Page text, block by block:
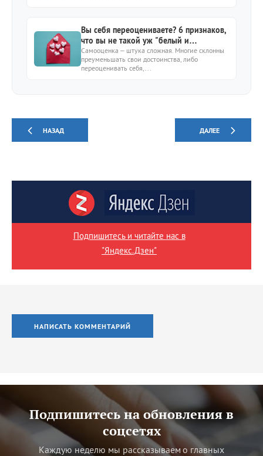
Вы себя переоцениваете? 6 признаков,
что вы не такой уж "белый и
пушистый" человек
Самооценка – штука сложная. Многие склонны
преуменьшать свои достоинства, либо
переоценивать себя,...
НАЗАД ДАЛЕЕ
Подпишитесь и читайте нас в
"Яндекс.Дзен"
НАПИСАТЬ КОММЕНТАРИЙ
Подпишитесь на обновления в
соцсетях
Каждую неделю мы рассказываем о главных